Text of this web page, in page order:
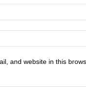
and website in this